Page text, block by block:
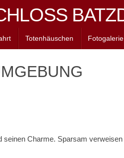
Totenhäuschen Fotogalerie
Charme. Sparsam